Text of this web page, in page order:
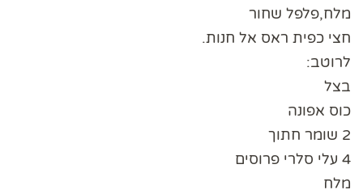
מלח,פלפל שחור
חצי כפית ראס אל חנות.
לרוטב:
בצל
כוס אפונה
2 שומר חתוך
4 עלי סלרי פרוסים
מלח